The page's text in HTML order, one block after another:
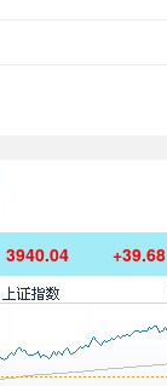
3940.04 +39.68